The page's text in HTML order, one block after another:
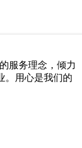
服务理念，倾力
。用心是我们的